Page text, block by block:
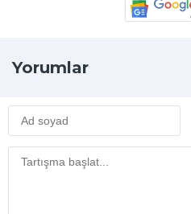
Yorumlar